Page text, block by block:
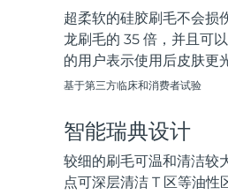
超柔软的硅胶刷毛不会损
龙刷毛的 35 倍，并且可
的用户表示使用后皮肤更
基于第三方临床和消费者试验
智能瑞典设计
较细的刷毛可温和清洁较
点可深层清洁 T 区等油性